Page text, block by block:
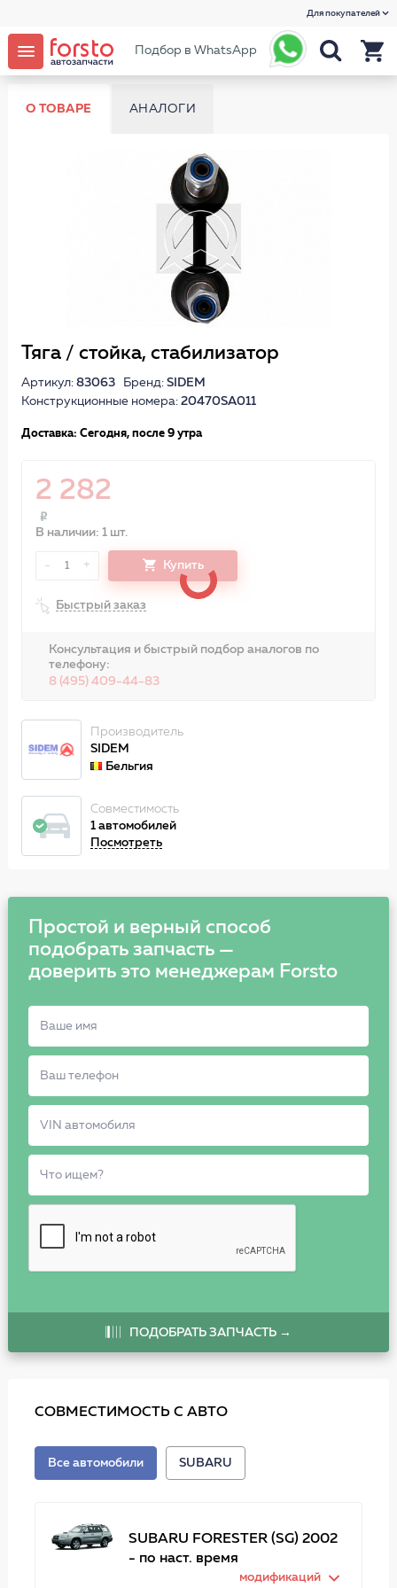
Для покупателей
Подбор в WhatsApp
О ТОВАРЕ АНАЛОГИ
Тяга / стойка, стабилизатор
Артикул: 83063Бренд: SIDEM
Конструкционные номера: 20470SA011
Доставка: Сегодня, после 9 утра
2 282
В наличии: 1 шт.
- 1 + Купить
Быстрый заказ
Консультация и быстрый подбор аналогов по
телефону:
8 (495) 409-44-83
Производитель
SIDEM
Бельгия
Совместимость
1 автомобилей
Посмотреть
Простой и верный способ
подобрать запчасть —
доверить это менеджерам Forsto
ПОДОБРАТЬ ЗАПЧАСТЬ →
СОВМЕСТИМОСТЬ С АВТО
Все автомобили SUBARU
SUBARU FORESTER (SG) 2002
- по наст. время
модификаций